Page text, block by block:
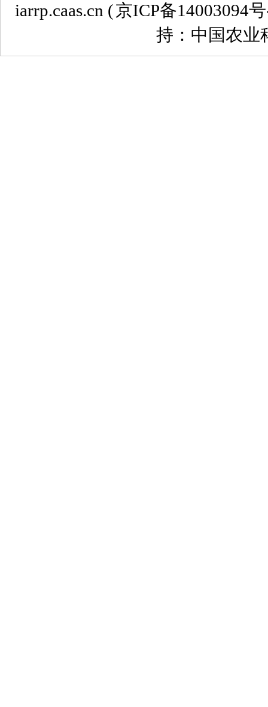
iarrp.caas.cn (京ICP备14003094
持：中国农